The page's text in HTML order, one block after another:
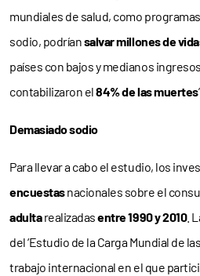
mundiales de salud, como
sodio, podríansalvar millones de
países con bajos y medianos
contabilizaron el84% de las muertes
Demasiado sodio
Para llevar a cabo el estudio, los
encuestasnacionales sobre el
adultarealizadasentre 1990 y 2010.
del ‘Estudio de la Carga Mundial de
trabajo internacional en el que